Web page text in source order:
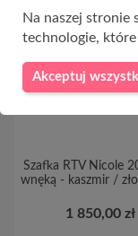
Szafka RTV Nicole
wnęką - kaszmir /
1 850,00 zł
Na naszej stronie
technologie, które
Akceptuj